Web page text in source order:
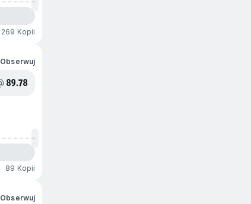
269 Kopii
Obserwuj
89.78
89 Kopii
Obserwuj